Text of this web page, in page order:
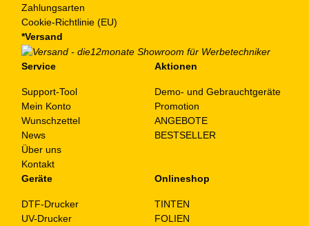
Zahlungsarten
Cookie-Richtlinie (EU)
*Versand
Service
Support-Tool
Mein Konto
Wunschzettel
News
Über uns
Kontakt
Aktionen
Demo- und Gebrauchtgeräte
Promotion
ANGEBOTE
BESTSELLER
Geräte
DTF-Drucker
UV-Drucker
Onlineshop
TINTEN
FOLIEN